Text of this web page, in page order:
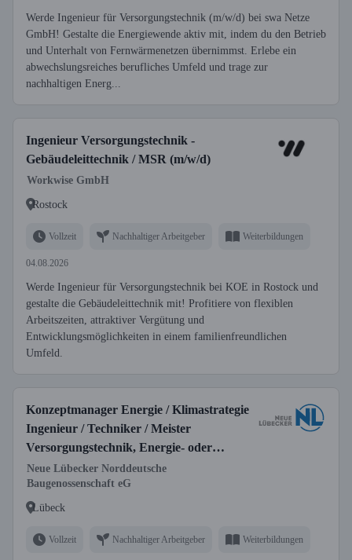
Werde Ingenieur für Versorgungstechnik (m/w/d) bei swa Netze
GmbH! Gestalte die Energiewende aktiv mit, indem du den Betrieb
und Unterhalt von Fernwärmenetzen übernimmst. Erlebe ein
abwechslungsreiches berufliches Umfeld und trage zur
nachhaltigen Energ...
Ingenieur Versorgungstechnik -
Gebäudeleittechnik / MSR (m/w/d)
Workwise GmbH
Rostock
Vollzeit Nachhaltiger Arbeitgeber Weiterbildungen
04.08.2026
Werde Ingenieur für Versorgungstechnik bei KOE in Rostock und
gestalte die Gebäudeleittechnik mit! Profitiere von flexiblen
Arbeitszeiten, attraktiver Vergütung und
Entwicklungsmöglichkeiten in einem familienfreundlichen
Umfeld.
Konzeptmanager Energie / Klimastrategie
Ingenieur / Techniker / Meister
Versorgungstechnik, Energie- oder
Gebäudetechnik (w/m/d)
Neue Lübecker Norddeutsche
Baugenossenschaft eG
Lübeck
Vollzeit Nachhaltiger Arbeitgeber Weiterbildungen